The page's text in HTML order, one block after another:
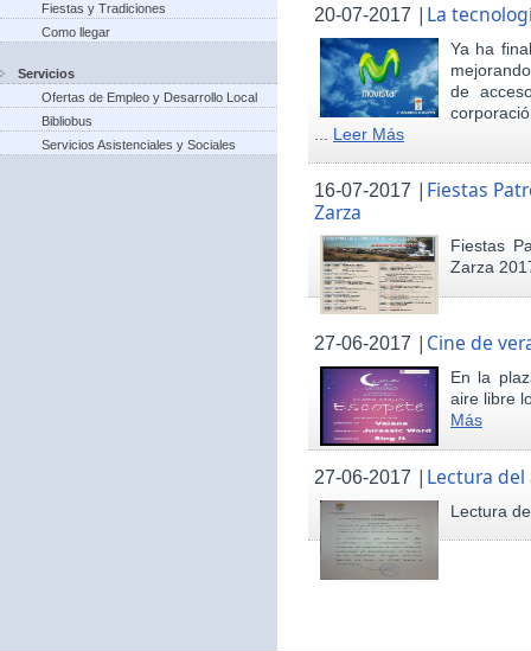
Fiestas y Tradiciones
Como llegar
Servicios
Ofertas de Empleo y Desarrollo Local
Bibliobus
Servicios Asistenciales y Sociales
20-07-2017 | La
Ya ha
de
Leer Más
16-07-2017 | Fiestas
Zarza
Fiestas
Zarza
27-06-2017 | Cine de
En la
aire libre
Más
27-06-2017 | Lectura del
Lectura